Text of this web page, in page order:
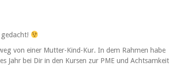
von einer Mutter-Kind-Kur. In dem Rahmen habe
Jahr bei Dir in den Kursen zur PME und Achtsamkeit